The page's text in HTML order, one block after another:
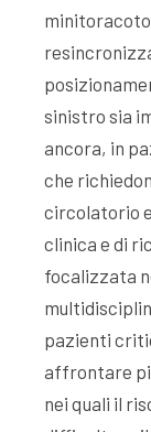
sinistro sia
ancora, in
che
circolatorio
clinica e di
focalizzata
pazienti
affrontare
nei quali il